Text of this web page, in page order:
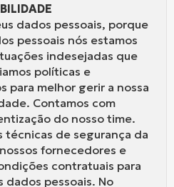
dados pessoais, porque
pessoais nós estamos
indesejadas que
políticas e
para melhor gerir a nossa
Contamos com
do nosso time.
técnicas de segurança da
fornecedores e
contratuais para
pessoais. No